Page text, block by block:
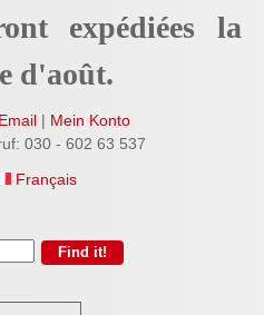
expédiées la
d'août.
| Mein Konto
030 - 602 63 537
Français